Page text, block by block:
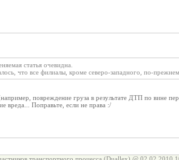
статья очевидна.
что все филиалы, кроме северо-западного, по-
повреждение груза в результате ДТП по вине
вреда... Поправьте, если не права :/